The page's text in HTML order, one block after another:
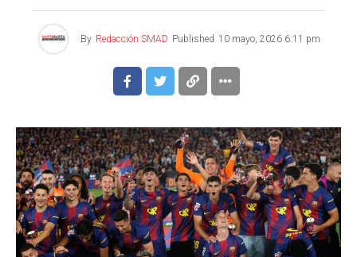
By Redacción SMAD Published 10 mayo, 2026 6:11 pm